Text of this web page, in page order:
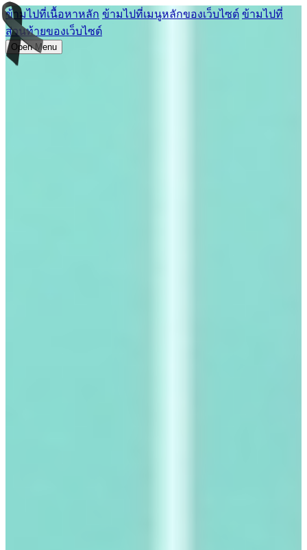
ข้ามไปที่เนื้อหาหลัก ข้ามไปที่เมนูหลักของเว็บไซต์ ข้ามไปที่
ส่วนท้ายของเว็บไซต์
Open Menu